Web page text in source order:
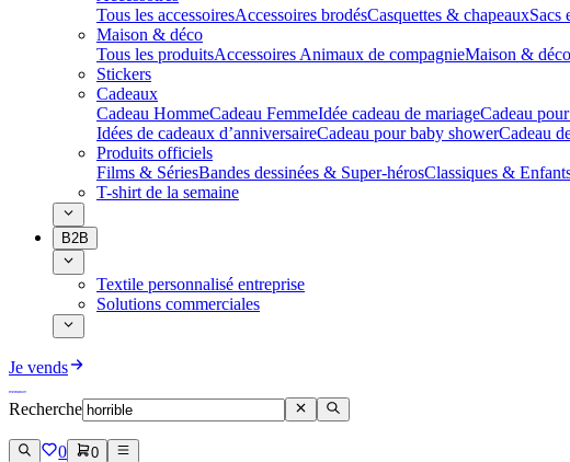
Tous les accessoiresAccessoires brodésCasquettes & chapeauxSacs
Maison & déco
Tous les produitsAccessoires Animaux de compagnieMaison &
Stickers
Cadeaux
Cadeau HommeCadeau FemmeIdée cadeau de mariage​Cadeau
Idées de cadeaux d’anniversaireCadeau pour baby showerCadeau
Produits officiels
Films & SériesBandes dessinées & Super-hérosClassiques &
T-shirt de la semaine
B2B
Textile personnalisé entreprise
Solutions commerciales
Je vends
Recherche
0 0